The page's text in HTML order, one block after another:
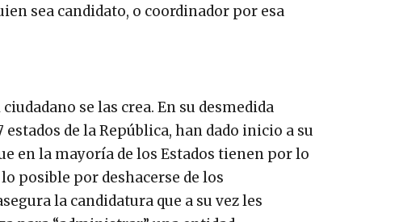
sea candidato, o coordinador por esa
se las crea. En su desmedida
de la República, han dado inicio a su
en la mayoría de los Estados tienen por lo
posible por deshacerse de los
la candidatura que a su vez les